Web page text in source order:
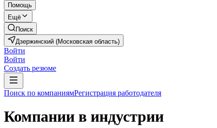
Помощь
Ещё
Поиск
Дзержинский (Московская область)
Войти
Войти
Создать резюме
Поиск по компаниямРегистрация работодателя
Компании в индустрии